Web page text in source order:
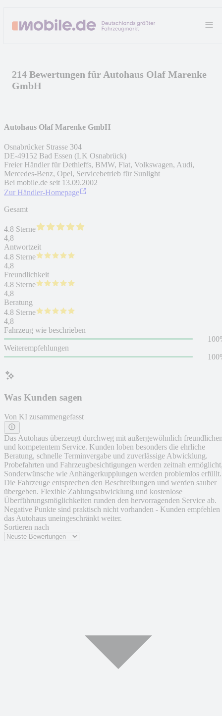
214 Bewertungen für Autohaus Olaf Marenke
GmbH
Was Kunden sagen
Von KI zusammengefasst
Das Autohaus überzeugt durchweg mit außergewöhnlich
und kompetentem Service. Kunden loben besonders die ehrliche
Beratung, schnelle Terminvergabe und zuverlässige Abwicklung.
Probefahrten und Fahrzeugbesichtigungen werden zeitnah
Sonderwünsche wie Anhängerkupplungen werden problemlos erfüllt.
Die Fahrzeuge entsprechen den Beschreibungen und werden sauber
übergeben. Flexible Zahlungsabwicklung und kostenlose
Überführungsmöglichkeiten runden den hervorragenden Service ab.
Negative Punkte sind praktisch nicht vorhanden - Kunden empfehlen
das Autohaus uneingeschränkt weiter.
Sortieren nach
Autohaus Olaf Marenke GmbH
Osnabrücker Strasse 304
DE-49152 Bad Essen (LK Osnabrück)
Freier Händler für Dethleffs, BMW, Fiat, Volkswagen, Audi,
Mercedes-Benz, Opel, Servicebetrieb für Sunlight
Bei mobile.de seit 13.09.2002
Zur Händler-Homepage
Gesamt
4.8 Sterne
4,8
Antwortzeit
4.8 Sterne
4,8
Freundlichkeit
4.8 Sterne
4,8
Beratung
4.8 Sterne
4,8
Fahrzeug wie beschrieben
Weiterempfehlungen